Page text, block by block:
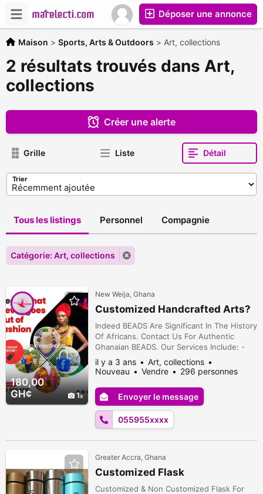
Déposer une annonce
Maison > Sports, Arts & Outdoors > Art, collections
2 résultats trouvés dans Art,
collections
Créer une alerte
Grille Liste Détail
Trier
Tous les listings Personnel Compagnie
Catégorie: Art, collections
180,00
GH¢
1
New Weija, Ghana
Customized Handcrafted Arts?
Indeed BEADS Are Significant In The History
Of Africans. Contact Us For Authentic
Ghanaian BEADS. Our Services Include: -
Beadmaking (Bead embroidery, necklaces,
bracelets, Bead souvenirs, Waist beads,
Bead flip flops, and more) - Tissue box -
Turbans - Auto gele - Bridal fans - Bouquet
Call or WhatsApp us: +233 55 955 8516
Please email us at: maameyaabartpl...
il y a 3 ans
Art, collections
Nouveau
Vendre
296 personnes
Envoyer le message
055955xxxx
Greater Accra, Ghana
Customized Flask
Customized & Non Customized Flask For